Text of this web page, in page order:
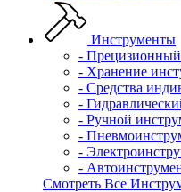
Инструменты
-
- Хранение
- Средства
-
- Ручной
-
-
-
Смотреть Все